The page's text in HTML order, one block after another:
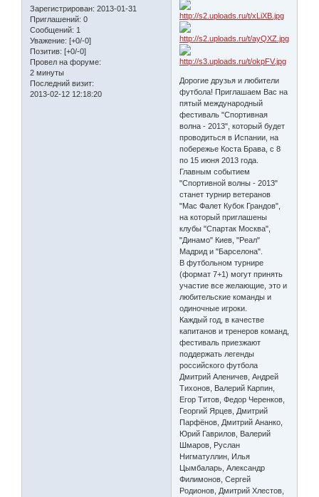
Зарегистрирован: 2013-01-31
Приглашений: 0
Сообщений: 1
Уважение: [+0/-0]
Позитив: [+0/-0]
Провел на форуме:
2 минуты
Последний визит:
2013-02-12 12:18:20
Дорогие друзья и любители
футбола! Приглашаем Вас на
пятый международный
фестиваль "Спортивная
волна - 2013", который будет
проводиться в Испании, на
побережье Коста Брава, с 8
по 15 июня 2013 года.
Главным событием
"Спортивной волны - 2013"
станет турнир ветеранов
"Мас Фалет Кубок Грандов",
на который приглашены
клубы "Спартак Москва",
"Динамо" Киев, "Реал"
Мадрид и "Барселона".
В футбольном турнире
(формат 7+1) могут принять
участие все желающие, это и
любительские команды и
одиночные игроки.
Каждый год, в качестве
капитанов и тренеров команд,
фестиваль приезжают
поддержать легенды
российского футбола
Дмитрий Аленичев, Андрей
Тихонов, Валерий Карпин,
Егор Титов, Федор Черенков,
Георгий Ярцев, Дмитрий
Парфёнов, Дмитрий Ананко,
Юрий Гаврилов, Валерий
Шмаров, Руслан
Нигматуллин, Илья
Цымбаларь, Александр
Филимонов, Сергей
Родионов, Дмитрий Хлестов,